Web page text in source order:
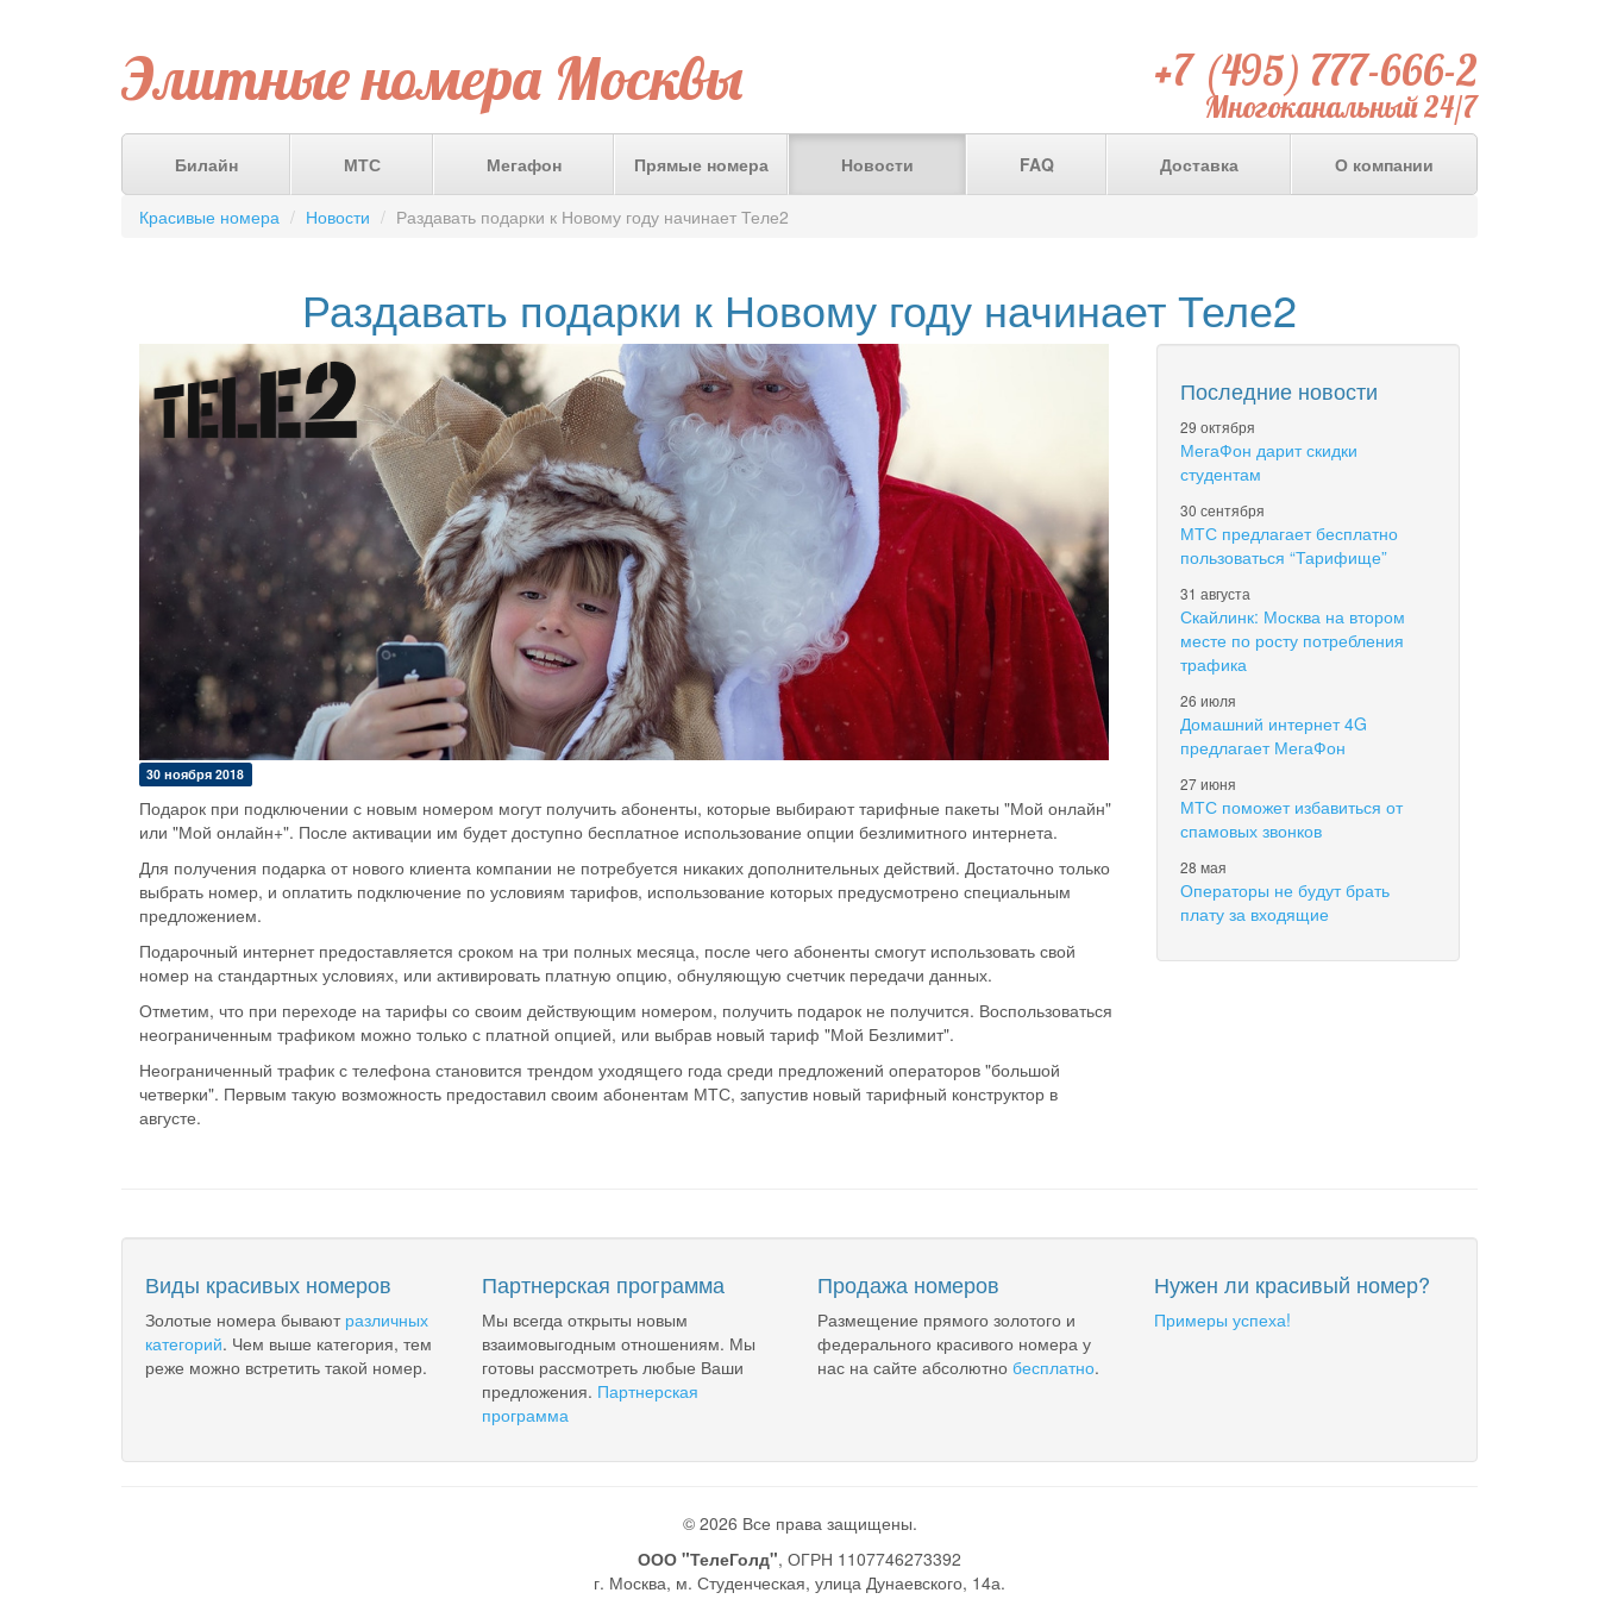
Элитные номера Москвы +7 (495) 777-666-2
Многоканальный 24/7
Билайн МТС Мегафон Прямые номера Новости FAQ Доставка О компании
Красивые номера Новости Раздавать подарки к Новому году начинает Теле2
Раздавать подарки к Новому году начинает Теле2
30 ноября 2018
Подарок при подключении с новым номером могут получить абоненты, которые выбирают тарифные пакеты "Мой онлайн"
или "Мой онлайн+". После активации им будет доступно бесплатное использование опции безлимитного интернета.
Для получения подарка от нового клиента компании не потребуется никаких дополнительных действий. Достаточно только
выбрать номер, и оплатить подключение по условиям тарифов, использование которых предусмотрено специальным
предложением.
Подарочный интернет предоставляется сроком на три полных месяца, после чего абоненты смогут использовать свой
номер на стандартных условиях, или активировать платную опцию, обнуляющую счетчик передачи данных.
Отметим, что при переходе на тарифы со своим действующим номером, получить подарок не получится. Воспользоваться
неограниченным трафиком можно только с платной опцией, или выбрав новый тариф "Мой Безлимит".
Неограниченный трафик с телефона становится трендом уходящего года среди предложений операторов "большой
четверки". Первым такую возможность предоставил своим абонентам МТС, запустив новый тарифный конструктор в
августе.
Последние новости
29 октября
МегаФон дарит скидки
студентам
30 сентября
МТС предлагает бесплатно
пользоваться “Тарифище”
31 августа
Скайлинк: Москва на втором
месте по росту потребления
трафика
26 июля
Домашний интернет 4G
предлагает МегаФон
27 июня
МТС поможет избавиться от
спамовых звонков
28 мая
Операторы не будут брать
плату за входящие
Виды красивых номеров
Золотые номера бывают различных
категорий. Чем выше категория, тем
реже можно встретить такой номер.
Партнерская программа
Мы всегда открыты новым
взаимовыгодным отношениям. Мы
готовы рассмотреть любые Ваши
предложения. Партнерская
программа
Продажа номеров
Размещение прямого золотого и
федерального красивого номера у
нас на сайте абсолютно бесплатно.
Нужен ли красивый номер?
Примеры успеха!
© 2026 Все права защищены.
ООО "ТелеГолд", ОГРН 1107746273392
г. Москва, м. Студенческая, улица Дунаевского, 14а.